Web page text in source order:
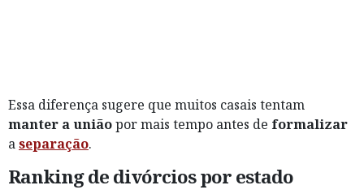
Essa diferença sugere que muitos casais tentam
manter a uniãopor mais tempo antes de formalizar
aseparação.
Ranking de divórcios por estado